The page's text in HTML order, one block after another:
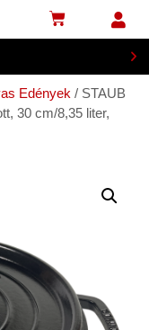
29 900 Ft-tól
Edények / STAUB
30 cm/8,35 liter,